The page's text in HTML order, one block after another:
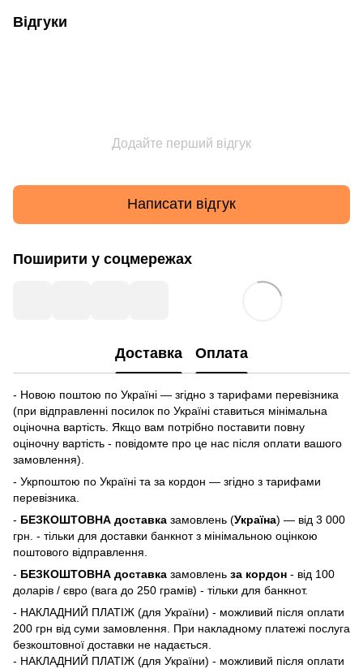
Відгуки
Додайте перший відгук
Написати відгук
Поширити у соцмережах
Доставка Оплата
- Новою поштою по Україні — згідно з тарифами перевізника
(при відправленні посилок по Україні ставиться мінімальна
оціночна вартість. Якщо вам потрібно поставити повну
оціночну вартість - повідомте про це нас після оплати вашого
замовлення).
- Укрпоштою по Україні та за кордон — згідно з тарифами
перевізника.
- БЕЗКОШТОВНА доставка замовлень (Україна) — від 3 000
грн. - тільки для доставки банкнот з мінімальною оцінкою
поштового відправлення.
- БЕЗКОШТОВНА доставка замовлень за кордон - від 100
доларів / євро (вага до 250 грамів) - тільки для банкнот.
- НАКЛАДНИЙ ПЛАТІЖ (для України) - можливий після оплати
200 грн від суми замовлення. При накладному платежі послуга
безкоштовної доставки не надається.
- НАКЛАДНИЙ ПЛАТІЖ (для України) - можливий після оплати